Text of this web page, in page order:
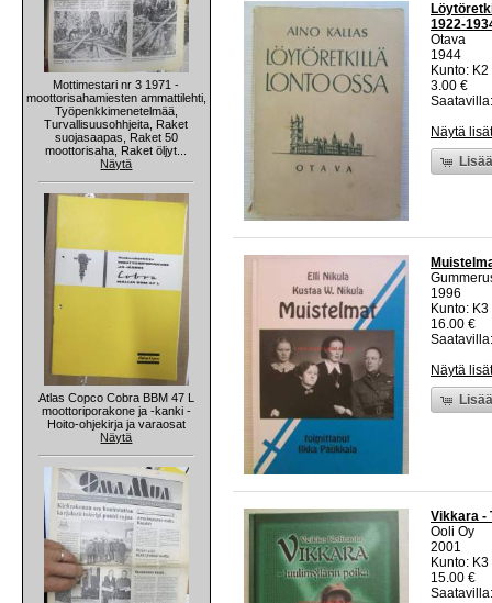
Mottimestari nr 3 1971 -
moottorisahamiesten ammattilehti,
Työpenkkimenetelmää,
Turvallisuusohhjeita, Raket
suojasaapas, Raket 50
moottorisaha, Raket öljyt...
Näytä
Atlas Copco Cobra BBM 47 L
moottoriporakone ja -kanki -
Hoito-ohjekirja ja varaosat
Näytä
1922-
Otava
1944
Kunto:
3.00 €
Näytä
1996
Kunto:
16.00 €
Näytä
Vikkara -
Ooli Oy
2001
Kunto:
15.00 €